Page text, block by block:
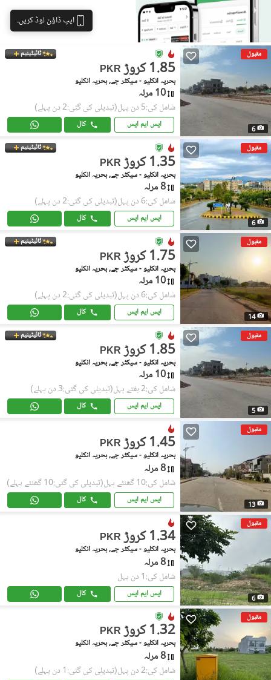
ایپ ڈاؤن لوڈ کریں۔
مقبول
6
ٹائیٹینیم
PKR 1.85 کروڑ
بحریہ انکلیو - سیکٹر جے, بحریہ انکلیو
10 مرلہ
شامل کی:5 دن پہل (تبدیلی کی گئی:2 دن پہلے)
ایس ایم ایس کال
مقبول
6
ٹائیٹینیم
PKR 1.35 کروڑ
بحریہ انکلیو - سیکٹر جے, بحریہ انکلیو
8 مرلہ
شامل کی:6 دن پہل (تبدیلی کی گئی:2 دن پہلے)
ایس ایم ایس کال
مقبول
14
ٹائیٹینیم
PKR 1.75 کروڑ
بحریہ انکلیو - سیکٹر جے, بحریہ انکلیو
10 مرلہ
شامل کی:6 دن پہل (تبدیلی کی گئی:2 دن پہلے)
ایس ایم ایس کال
مقبول
5
ٹائیٹینیم
PKR 1.85 کروڑ
بحریہ انکلیو - سیکٹر جے, بحریہ انکلیو
10 مرلہ
شامل کی:2 ہفتے پہل (تبدیلی کی گئی:3 دن پہلے)
ایس ایم ایس کال
مقبول
13
PKR 1.45 کروڑ
بحریہ انکلیو - سیکٹر جے, بحریہ انکلیو
8 مرلہ
شامل کی:10 گھنٹے پہل (تبدیلی کی گئی:10 گھنٹے پہلے)
ایس ایم ایس کال
مقبول
6
PKR 1.34 کروڑ
بحریہ انکلیو - سیکٹر جے, بحریہ انکلیو
8 مرلہ
شامل کی:1 دن پہل
ایس ایم ایس کال
مقبول
PKR 1.32 کروڑ
بحریہ انکلیو - سیکٹر جے, بحریہ انکلیو
8 مرلہ
شامل کی:2 دن پہل (تبدیلی کی گئی:1 دن پہلے)